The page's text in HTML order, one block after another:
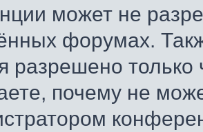
может не
форумах.
разрешено
почему не